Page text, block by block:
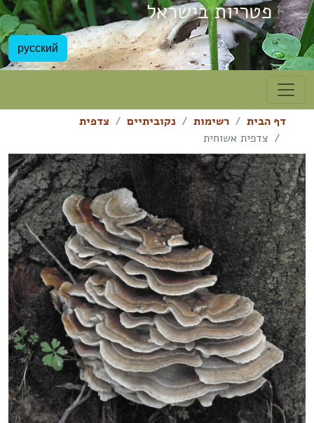
פטריות בישראל
русский
דף הבית רשימות נקוביתיים
צדפית
צדפית אשוחית